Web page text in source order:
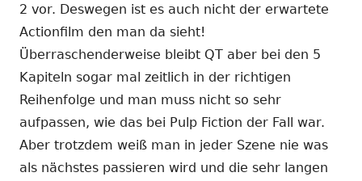
2 vor. Deswegen ist es auch nicht der erwartete
Actionfilm den man da sieht!
Überraschenderweise bleibt QT aber bei den 5
Kapiteln sogar mal zeitlich in der richtigen
Reihenfolge und man muss nicht so sehr
aufpassen, wie das bei Pulp Fiction der Fall war.
Aber trotzdem weiß man in jeder Szene nie was
als nächstes passieren wird und die sehr langen